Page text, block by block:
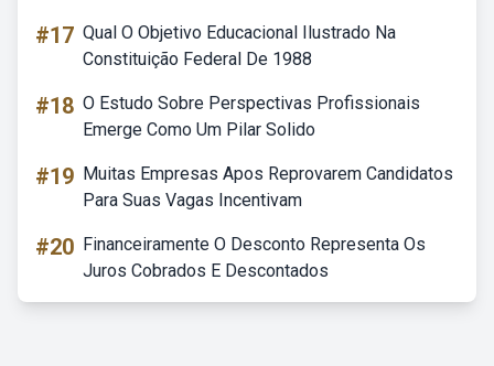
#17 Qual O Objetivo Educacional Ilustrado Na
Constituição Federal De 1988
#18 O Estudo Sobre Perspectivas Profissionais
Emerge Como Um Pilar Solido
#19 Muitas Empresas Apos Reprovarem Candidatos
Para Suas Vagas Incentivam
#20 Financeiramente O Desconto Representa Os
Juros Cobrados E Descontados